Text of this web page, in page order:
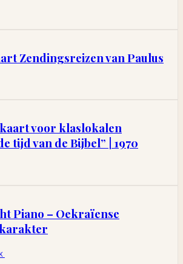
Zendingsreizen van Paulus
voor klaslokalen
tijd van de Bijbel” | 1970
Piano – Oekraïense